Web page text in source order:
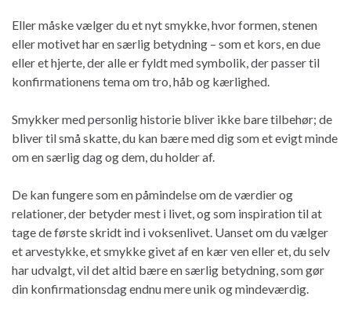
Eller måske vælger du et nyt smykke, hvor formen, stenen
eller motivet har en særlig betydning – som et kors, en due
eller et hjerte, der alle er fyldt med symbolik, der passer til
konfirmationens tema om tro, håb og kærlighed.
Smykker med personlig historie bliver ikke bare tilbehør; de
bliver til små skatte, du kan bære med dig som et evigt minde
om en særlig dag og dem, du holder af.
De kan fungere som en påmindelse om de værdier og
relationer, der betyder mest i livet, og som inspiration til at
tage de første skridt ind i voksenlivet. Uanset om du vælger
et arvestykke, et smykke givet af en kær ven eller et, du selv
har udvalgt, vil det altid bære en særlig betydning, som gør
din konfirmationsdag endnu mere unik og mindeværdig.